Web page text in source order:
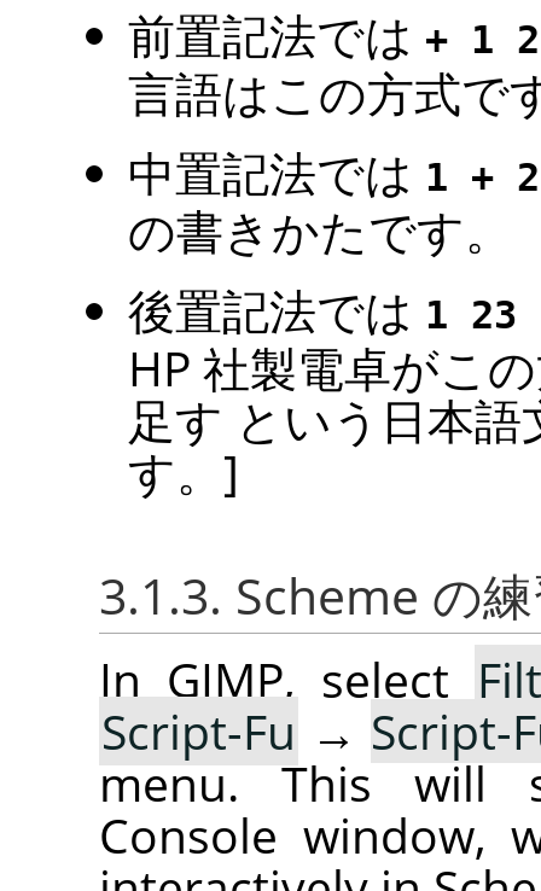
前置記法では + 1
言語はこの方式で
中置記法では 1 +
の書きかたです。
後置記法では 1 23
HP 社製電卓がこ
足す という日本
す。]
3.1.3. Scheme の
In GIMP, select
Script-Fu → Script-
menu. This will
Console window,